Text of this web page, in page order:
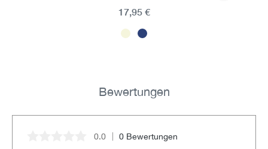
17,95 €
Bewertungen
Durchschnittliche Bewertung von 0 von 5 Sternen
0.0 0 Bewertungen